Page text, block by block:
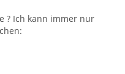
? Ich kann immer nur